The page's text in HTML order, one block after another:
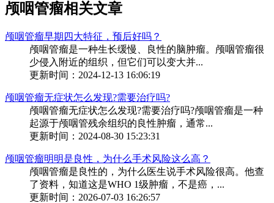
颅咽管瘤相关文章
颅咽管瘤早期四大特征，预后好吗？
颅咽管瘤是一种生长缓慢、良性的脑肿瘤。颅咽管瘤很
少侵入附近的组织，但它们可以变大并...
更新时间：2024-12-13 16:06:19
颅咽管瘤无症状怎么发现?需要治疗吗?
颅咽管瘤无症状怎么发现?需要治疗吗?颅咽管瘤是一种
起源于颅咽管残余组织的良性肿瘤，通常...
更新时间：2024-08-30 15:23:31
颅咽管瘤明明是良性，为什么手术风险这么高？
颅咽管瘤是良性的，为什么医生说手术风险很高。他查
了资料，知道这是WHO 1级肿瘤，不是癌，...
更新时间：2026-07-03 16:26:57